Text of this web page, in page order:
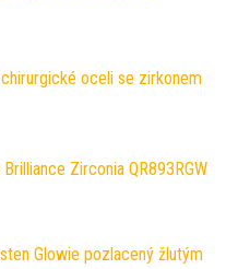
oceli se zirkonem
Zirconia QR893RGW
Glowie pozlacený žlutým